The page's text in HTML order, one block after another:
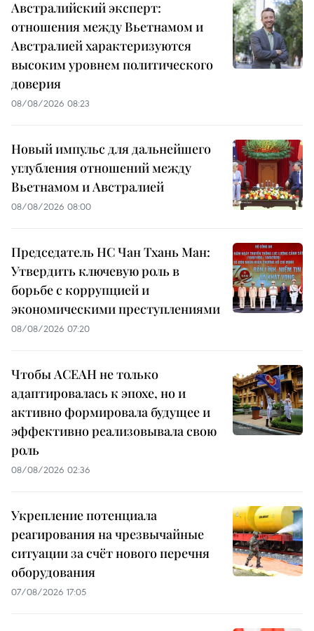
Австралийский эксперт:
отношения между Вьетнамом и
Австралией характеризуются
высоким уровнем политического
доверия
08/08/2026 08:23
Новый импульс для дальнейшего
углубления отношений между
Вьетнамом и Австралией
08/08/2026 08:00
Председатель НС Чан Тхань Ман:
Утвердить ключевую роль в
борьбе с коррупцией и
экономическими преступлениями
08/08/2026 07:20
Чтобы АСЕАН не только
адаптировалась к эпохе, но и
активно формировала будущее и
эффективно реализовывала свою
роль
08/08/2026 02:36
Укрепление потенциала
реагирования на чрезвычайные
ситуации за счёт нового перечня
оборудования
07/08/2026 17:05